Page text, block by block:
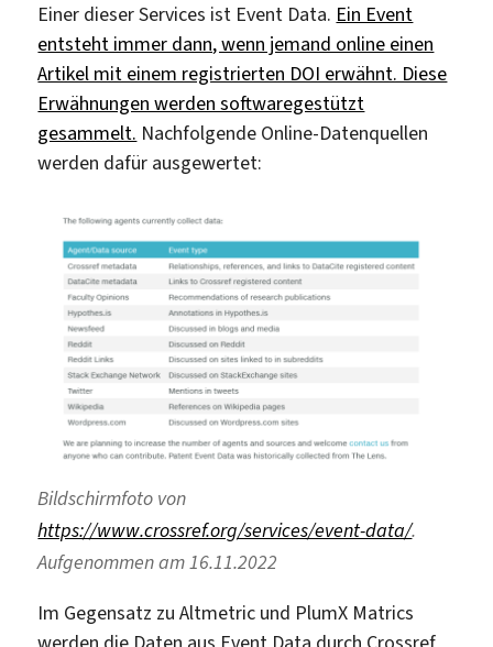
Einer dieser Services ist Event Data. Ein Event
entsteht immer dann, wenn jemand online einen
Artikel mit einem registrierten DOI erwähnt. Diese
Erwähnungen werden softwaregestützt
gesammelt. Nachfolgende Online-Datenquellen
werden dafür ausgewertet:
Bildschirmfoto von
https://www.crossref.org/services/event-data/.
Aufgenommen am 16.11.2022
Im Gegensatz zu Altmetric und PlumX Matrics